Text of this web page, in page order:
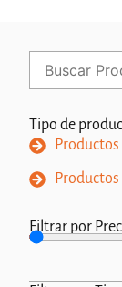
Tipo de
Filtrar por